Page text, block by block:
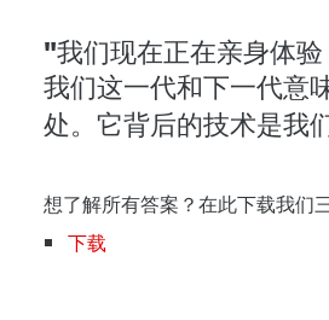
"我们现在正在亲身体
我们这一代和下一代意
处。它背后的技术是我
想了解所有答案？在此下载我们
下载